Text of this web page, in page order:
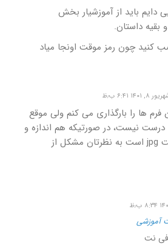
دایم باید از آموزشیار بخش
بقیه داستان.
۸, ۱۴۰۱ ۶:۴۱ ب٫ظ
فرم ها را بارگذاری می کنم ولی موقع
نیست، در صورتیکه هم اندازه و
سایز درسته و هم قیمت jpg است به نظرتان مشکل از
آموزشی
نت